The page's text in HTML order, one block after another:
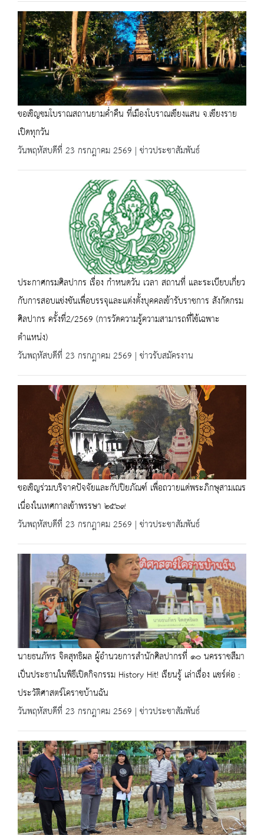
ขอเชิญชมโบราณสถานยามค่ำคืน ที่เมืองโบราณเชียงแสน จ.เชียงราย
เปิดทุกวัน
วันพฤหัสบดีที่ 23 กรกฎาคม 2569 | ข่าวประชาสัมพันธ์
ประกาศกรมศิลปากร เรื่อง กำหนดวัน เวลา สถานที่ และระเบียบเกี่ยว
กับการสอบแข่งขันเพื่อบรรจุและแต่งตั้งบุคคลเข้ารับราชการ สังกัดกรม
ศิลปากร ครั้งที่2/2569 (การวัดความรู้ความสามารถที่ใช้เฉพาะ
ตำแหน่ง)
วันพฤหัสบดีที่ 23 กรกฎาคม 2569 | ข่าวรับสมัครงาน
ขอเชิญร่วมบริจาคปัจจัยและกัปปิยภัณฑ์ เพื่อถวายแด่พระภิกษุสามเณร
เนื่องในเทศกาลเข้าพรรษา ๒๕๖๙
วันพฤหัสบดีที่ 23 กรกฎาคม 2569 | ข่าวประชาสัมพันธ์
นายธนภัทร จิตสุทธิผล ผู้อำนวยการสำนักศิลปากรที่ ๑๐ นครราชสีมา
เป็นประธานในพิธีเปิดกิจกรรม History Hit! เรียนรู้ เล่าเรื่อง แชร์ต่อ :
ประวัติศาสตร์โคราชบ้านฉัน
วันพฤหัสบดีที่ 23 กรกฎาคม 2569 | ข่าวประชาสัมพันธ์